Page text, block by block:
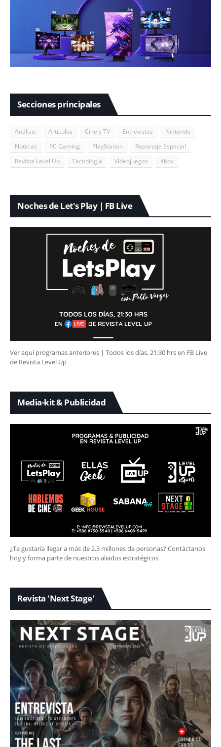
Secciones principales
Análisis Artículos Cine y TV Entrevistas
Nintendo
Noticias
PC Gaming PlayStation
Reportaje Especial
Revista Level Up
Tecnología Videojuegos Xbox
Noches de Let's Play | FB Live
Ver aquí programas anteriores | Todos los días, 21:30 hrs en FB Live
de Revista Level Up
Media-kit & Publicidad
¿Te gustaría llegar a más de 2.3 millones de personas? Contáctanos
hoy y forma parte de nuestros aliados estratégicos
Revista 'Next Stage'